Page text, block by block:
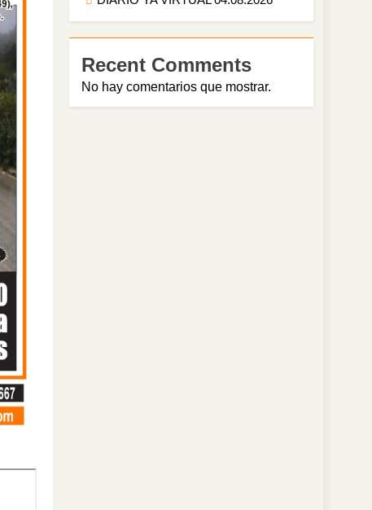
Recent Comments
No hay comentarios que mostrar.